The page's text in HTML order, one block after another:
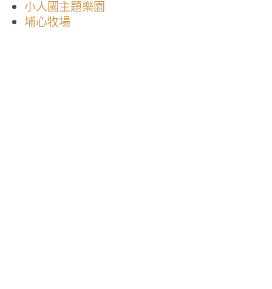
小人國主題樂園
埔心牧場